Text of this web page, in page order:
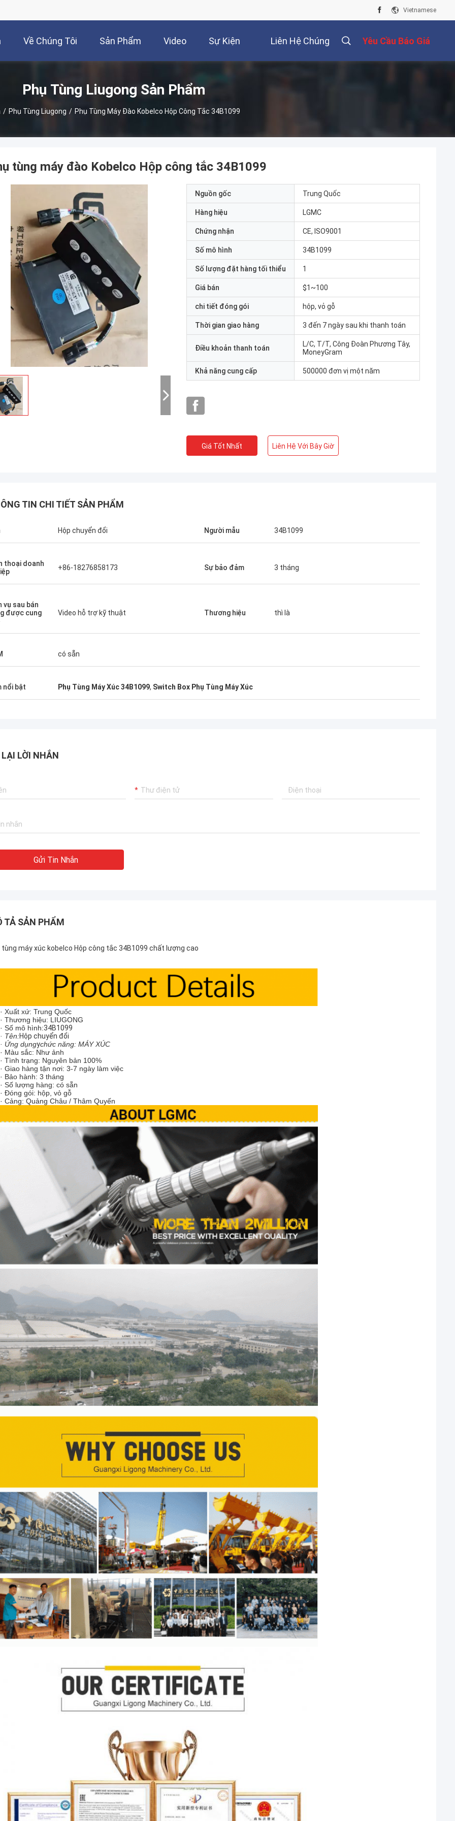
Vietnamese
Về Chúng Tôi Sản Phẩm Video Sự Kiện Liên Hệ Chúng Yêu Cầu Báo Giá
Phụ Tùng Liugong Sản Phẩm
/ Phụ Tùng Liugong / Phụ Tùng Máy Đào Kobelco Hộp Công Tắc 34B1099
tùng máy đào Kobelco Hộp công tắc 34B1099
Nguồn gốc Trung Quốc
Hàng hiệu LGMC
Chứng nhận CE, ISO9001
Số mô hình 34B1099
Số lượng đặt hàng tối thiểu 1
Giá bán $1~100
chi tiết đóng gói hộp, vỏ gỗ
Thời gian giao hàng 3 đến 7 ngày sau khi thanh toán
Điều khoản thanh toán
L/C, T/T, Công Đoàn Phương Tây,
MoneyGram
Khả năng cung cấp 500000 đơn vị một năm
Giá Tốt Nhất Liên Hệ Với Bây Giờ
TIN CHI TIẾT SẢN PHẨM
Hộp chuyển đổi Người mẫu 34B1099
thoại doanh
+86-18276858173 Sự bảo đảm 3 tháng
vụ sau bán
được cung
Video hỗ trợ kỹ thuật Thương hiệu thì là
có sẵn
nổi bật Phụ Tùng Máy Xúc 34B1099, Switch Box Phụ Tùng Máy Xúc
LỜI NHẮN
Gửi Tin Nhắn
TẢ SẢN PHẨM
tùng máy xúc kobelco Hộp công tắc 34B1099 chất lượng cao
· Xuất xứ: Trung Quốc
· Thương hiệu: LIUGONG
· Số mô hình:34B1099
· Tên:Hộp chuyển đổi
· Ứng dụngychức năng: MÁY XÚC
· Màu sắc: Như ảnh
· Tình trạng: Nguyên bản 100%
· Giao hàng tận nơi: 3-7 ngày làm việc
· Bảo hành: 3 tháng
· Số lượng hàng: có sẵn
· Đóng gói: hộp, vỏ gỗ
· Cảng: Quảng Châu / Thâm Quyến